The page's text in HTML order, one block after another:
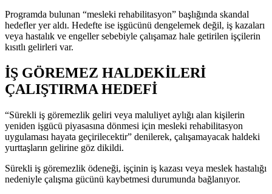
Programda bulunan “mesleki rehabilitasyon” başlığında skandal
hedefler yer aldı. Hedefte ise işgücünü dengelemek değil, iş kazaları
veya hastalık ve engeller sebebiyle çalışamaz hale getirilen işçilerin
kısıtlı gelirleri var.
İŞ GÖREMEZ HALDEKİLERİ
ÇALIŞTIRMA HEDEFİ
“Sürekli iş göremezlik geliri veya maluliyet aylığı alan kişilerin
yeniden işgücü piyasasına dönmesi için mesleki rehabilitasyon
uygulaması hayata geçirilecektir” denilerek, çalışamayacak haldeki
yurttaşların gelirine göz dikildi.
Sürekli iş göremezlik ödeneği, işçinin iş kazası veya meslek hastalığı
nedeniyle çalışma gücünü kaybetmesi durumunda bağlanıyor.